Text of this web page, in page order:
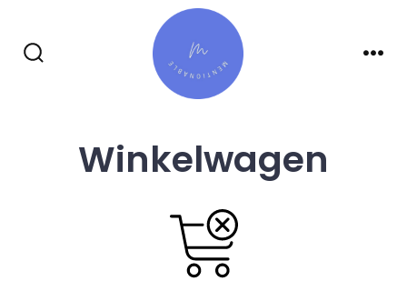
overslaan
Winkelwagen